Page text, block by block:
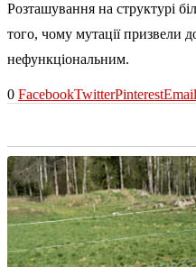
Розташування на структурі
того, чому мутації призвели
нефункціональним.
0 FacebookTwitterPinterestEmail